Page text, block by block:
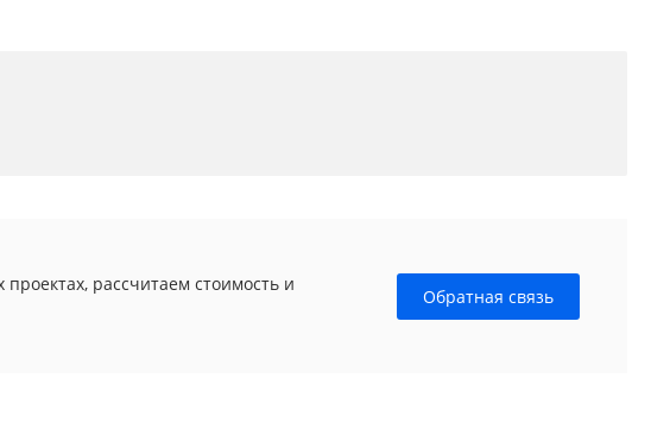
рассчитаем стоимость и
Обратная связь